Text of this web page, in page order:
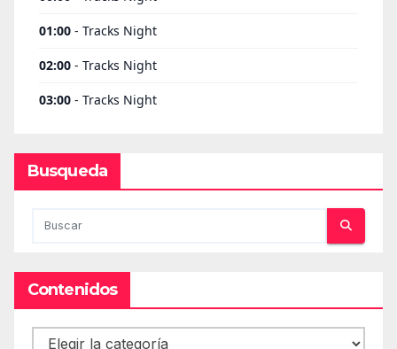
Busqueda
Contenidos
Contenidos